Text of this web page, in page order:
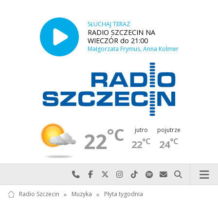
SŁUCHAJ TERAZ
RADIO SZCZECIN NA
WIECZÓR do 21:00
Małgorzata Frymus, Anna Kolmer
22°C jutro
22°C
pojutrze
24°C
Najlepiej po prostu do nas zadzwoń
Odwiedź nas na Facebook-u
Odwiedź nas na X
Odwiedź nas na Instagram-ie
Odwiedź nas na TikTok-u
Szukaj nas na Spotify
Wyślij do nas
Szukaj
Radio Szczecin » Muzyka » Płyta tygodnia